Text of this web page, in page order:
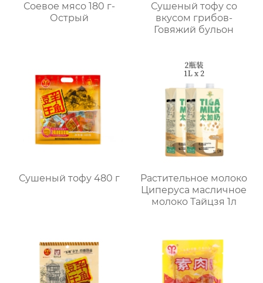
Соевое мясо 180 г-
Острый
Сушеный тофу со
вкусом грибов-
Говяжий бульон
Сушеный тофу 480 г
Растительное молоко
Циперуса масличное
молоко Тайцзя 1л